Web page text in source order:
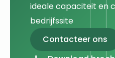
ideale capaciteit en
bedrijfssite
Contacteer ons